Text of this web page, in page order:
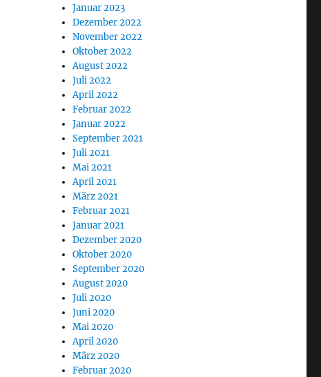
Januar 2023
Dezember 2022
November 2022
Oktober 2022
August 2022
Juli 2022
April 2022
Februar 2022
Januar 2022
September 2021
Juli 2021
Mai 2021
April 2021
März 2021
Februar 2021
Januar 2021
Dezember 2020
Oktober 2020
September 2020
August 2020
Juli 2020
Juni 2020
Mai 2020
April 2020
März 2020
Februar 2020